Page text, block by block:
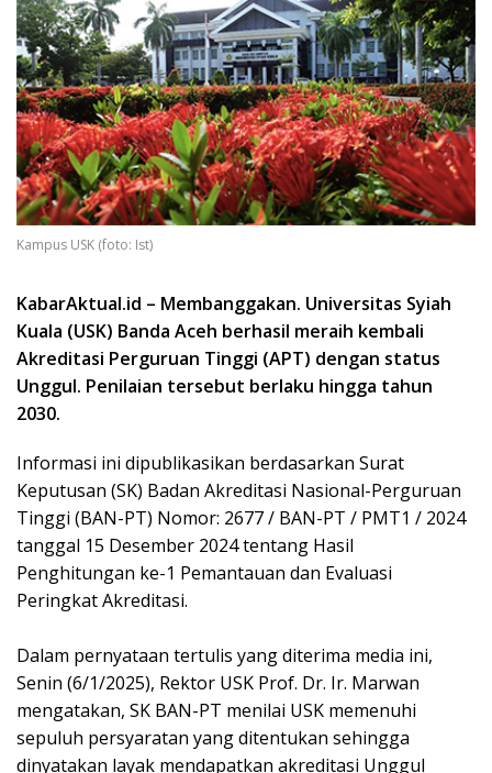
Kampus USK (foto: Ist)
KabarAktual.id – Membanggakan. Universitas Syiah
Kuala (USK) Banda Aceh berhasil meraih kembali
Akreditasi Perguruan Tinggi (APT) dengan status
Unggul. Penilaian tersebut berlaku hingga tahun
2030.
Informasi ini dipublikasikan berdasarkan Surat
Keputusan (SK) Badan Akreditasi Nasional-Perguruan
Tinggi (BAN-PT) Nomor: 2677 / BAN-PT / PMT1 / 2024
tanggal 15 Desember 2024 tentang Hasil
Penghitungan ke-1 Pemantauan dan Evaluasi
Peringkat Akreditasi.
Dalam pernyataan tertulis yang diterima media ini,
Senin (6/1/2025), Rektor USK Prof. Dr. Ir. Marwan
mengatakan, SK BAN-PT menilai USK memenuhi
sepuluh persyaratan yang ditentukan sehingga
dinyatakan layak mendapatkan akreditasi Unggul